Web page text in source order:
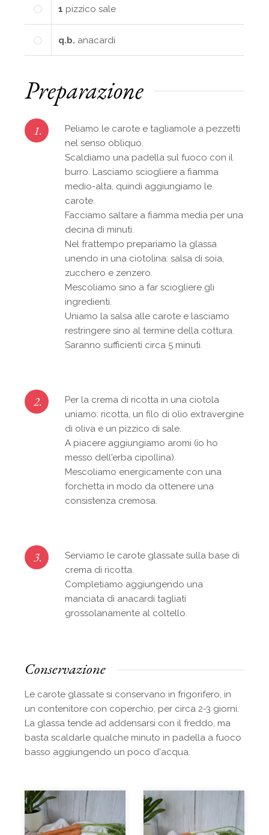
1 pizzico sale
q.b. anacardi
Preparazione
1.
Peliamo le carote e tagliamole a pezzetti
nel senso obliquo.
Scaldiamo una padella sul fuoco con il
burro. Lasciamo sciogliere a fiamma
medio-alta, quindi aggiungiamo le
carote.
Facciamo saltare a fiamma media per una
decina di minuti.
Nel frattempo prepariamo la glassa
unendo in una ciotolina: salsa di soia,
zucchero e zenzero.
Mescoliamo sino a far sciogliere gli
ingredienti.
Uniamo la salsa alle carote e lasciamo
restringere sino al termine della cottura.
Saranno sufficienti circa 5 minuti.
2.
Per la crema di ricotta in una ciotola
uniamo: ricotta, un filo di olio extravergine
di oliva e un pizzico di sale.
A piacere aggiungiamo aromi (io ho
messo dell'erba cipollina).
Mescoliamo energicamente con una
forchetta in modo da ottenere una
consistenza cremosa.
3.
Serviamo le carote glassate sulla base di
crema di ricotta.
Completiamo aggiungendo una
manciata di anacardi tagliati
grossolanamente al coltello.
Conservazione
Le carote glassate si conservano in frigorifero, in
un contenitore con coperchio, per circa 2-3 giorni.
La glassa tende ad addensarsi con il freddo, ma
basta scaldarle qualche minuto in padella a fuoco
basso aggiungendo un poco d'acqua.